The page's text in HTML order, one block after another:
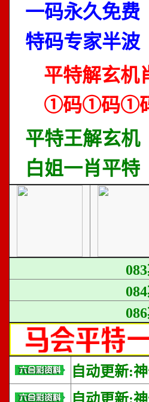
一码永久免费
特码专家半波
平特解玄机
①码①码①
平特王解玄机
白姐一肖平特
自动更新: